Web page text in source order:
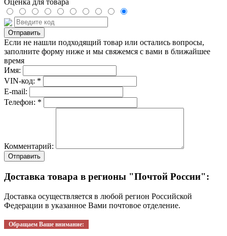
Оценка для товара
Если не нашли подходящий товар или остались вопросы,
заполните форму ниже и мы свяжемся с вами в ближайшее
время
Имя:
VIN-код: *
E-mail:
Телефон: *
Комментарий:
Отправить
Доставка товара в регионы "Почтой России":
Доставка осуществляется в любой регион Российской
Федерации в указанное Вами почтовое отделение.
Обращаем Ваше внимание: